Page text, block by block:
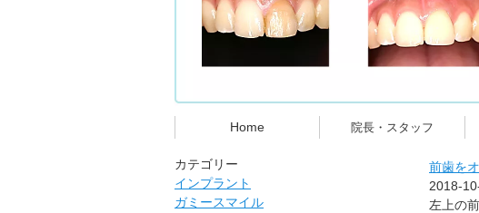
Home 院長・スタッフ
前歯を
2018-
左上の
カテゴリー
インプラント
ガミースマイル